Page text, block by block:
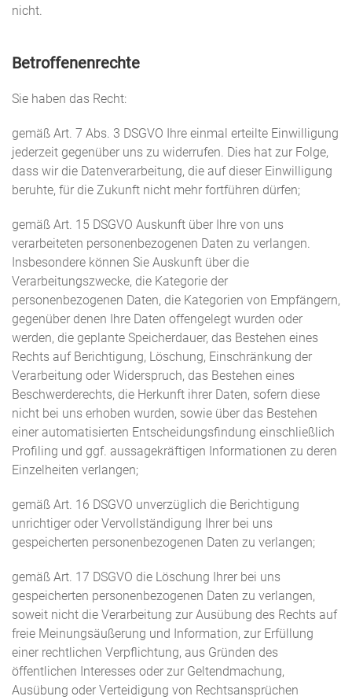
nicht.
Betroffenenrechte
Sie haben das Recht:
gemäß Art. 7 Abs. 3 DSGVO Ihre einmal erteilte Einwilligung
jederzeit gegenüber uns zu widerrufen. Dies hat zur Folge,
dass wir die Datenverarbeitung, die auf dieser Einwilligung
beruhte, für die Zukunft nicht mehr fortführen dürfen;
gemäß Art. 15 DSGVO Auskunft über Ihre von uns
verarbeiteten personenbezogenen Daten zu verlangen.
Insbesondere können Sie Auskunft über die
Verarbeitungszwecke, die Kategorie der
personenbezogenen Daten, die Kategorien von Empfängern,
gegenüber denen Ihre Daten offengelegt wurden oder
werden, die geplante Speicherdauer, das Bestehen eines
Rechts auf Berichtigung, Löschung, Einschränkung der
Verarbeitung oder Widerspruch, das Bestehen eines
Beschwerderechts, die Herkunft ihrer Daten, sofern diese
nicht bei uns erhoben wurden, sowie über das Bestehen
einer automatisierten Entscheidungsfindung einschließlich
Profiling und ggf. aussagekräftigen Informationen zu deren
Einzelheiten verlangen;
gemäß Art. 16 DSGVO unverzüglich die Berichtigung
unrichtiger oder Vervollständigung Ihrer bei uns
gespeicherten personenbezogenen Daten zu verlangen;
gemäß Art. 17 DSGVO die Löschung Ihrer bei uns
gespeicherten personenbezogenen Daten zu verlangen,
soweit nicht die Verarbeitung zur Ausübung des Rechts auf
freie Meinungsäußerung und Information, zur Erfüllung
einer rechtlichen Verpflichtung, aus Gründen des
öffentlichen Interesses oder zur Geltendmachung,
Ausübung oder Verteidigung von Rechtsansprüchen